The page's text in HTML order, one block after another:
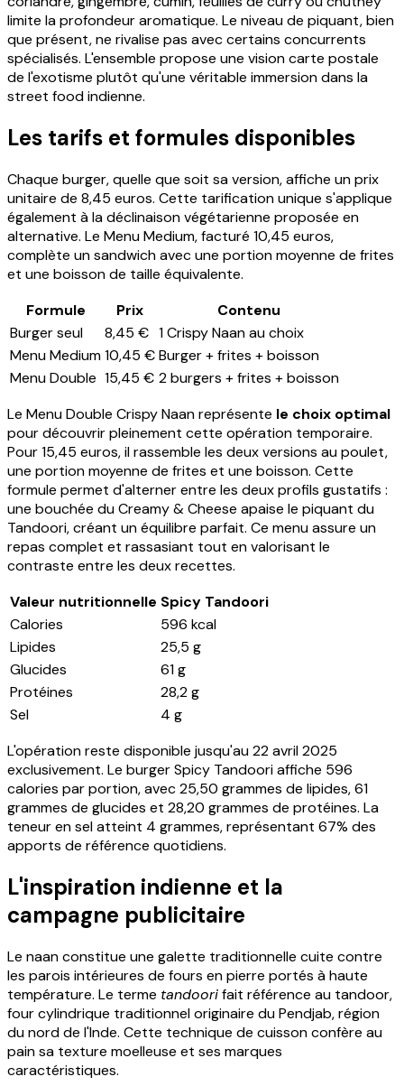
limite la profondeur aromatique. Le niveau de piquant, bien
que présent, ne rivalise pas avec certains concurrents
spécialisés. L'ensemble propose une vision carte postale
de l'exotisme plutôt qu'une véritable immersion dans la
street food indienne.
Les tarifs et formules disponibles
Chaque burger, quelle que soit sa version, affiche un prix
unitaire de 8,45 euros. Cette tarification unique s'applique
également à la déclinaison végétarienne proposée en
alternative. Le Menu Medium, facturé 10,45 euros,
complète un sandwich avec une portion moyenne de frites
et une boisson de taille équivalente.
Formule
Prix
Contenu
Burger seul
8,45 € 1 Crispy Naan au choix
Menu Medium10,45 €Burger + frites + boisson
Menu Double 15,45 € 2 burgers + frites + boisson
Le Menu Double Crispy Naan représente le choix optimal
pour découvrir pleinement cette opération temporaire.
Pour 15,45 euros, il rassemble les deux versions au poulet,
une portion moyenne de frites et une boisson. Cette
formule permet d'alterner entre les deux profils gustatifs :
une bouchée du Creamy & Cheese apaise le piquant du
Tandoori, créant un équilibre parfait. Ce menu assure un
repas complet et rassasiant tout en valorisant le
contraste entre les deux recettes.
Valeur nutritionnelle Spicy Tandoori
Calories
596 kcal
Lipides
25,5 g
Glucides
61 g
Protéines
28,2 g
Sel
4 g
L'opération reste disponible jusqu'au 22 avril 2025
exclusivement. Le burger Spicy Tandoori affiche 596
calories par portion, avec 25,50 grammes de lipides, 61
grammes de glucides et 28,20 grammes de protéines. La
teneur en sel atteint 4 grammes, représentant 67% des
apports de référence quotidiens.
L'inspiration indienne et la
campagne publicitaire
Le naan constitue une galette traditionnelle cuite contre
les parois intérieures de fours en pierre portés à haute
température. Le terme tandoorifait référence au tandoor,
four cylindrique traditionnel originaire du Pendjab, région
du nord de l'Inde. Cette technique de cuisson confère au
pain sa texture moelleuse et ses marques
caractéristiques.